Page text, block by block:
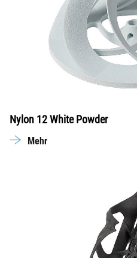
Nylon 12 White Powder
Mehr